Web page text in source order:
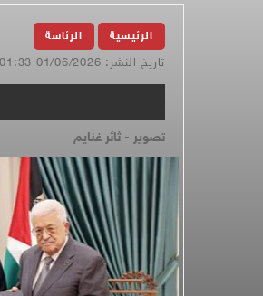
الرئيسية الرئاسة
تاريخ النشر: 01/06/2026 01:33 م
تصوير - ثائر غنايم